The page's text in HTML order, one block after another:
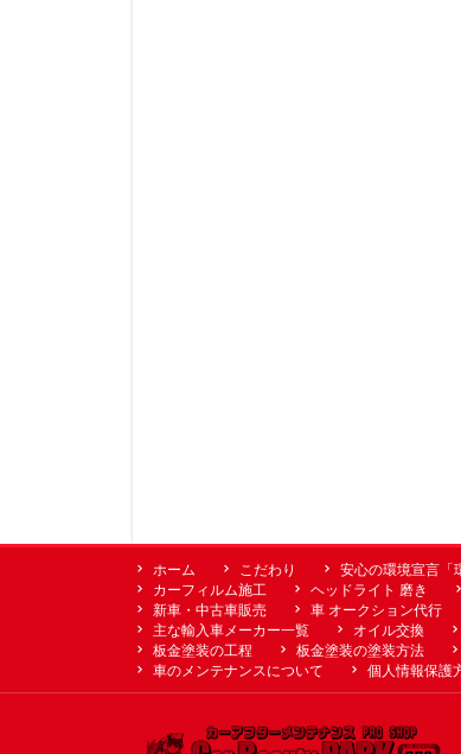
ホーム こだわり 安心の環境宣言「
カーフィルム施工
ヘッドライト 磨き
新車・中古車販売
車 オークション代行
主な輸入車メーカー一覧
オイル交換
板金塗装の工程
板金塗装の塗装方法
車のメンテナンスについて
個人情報保護